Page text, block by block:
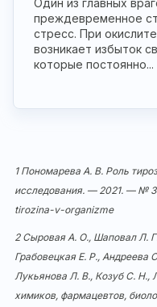
преждевременное
стресс. При
возникает избыток
которые постоянно...
1 Пономарева А. В. Роль
исследования. — 2021. — №
tirozina-v-organizme
2 Сыровая А. О., Шаповал Л.
Грабовецкая Е. Р., Андреева
Лукьянова Л. В., Козуб С. Н.,
химиков, фармацевтов,